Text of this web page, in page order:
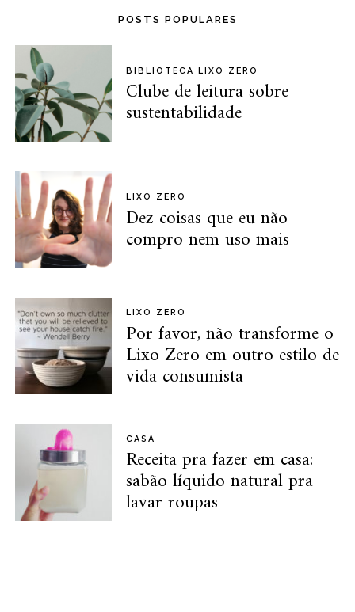
POSTS POPULARES
BIBLIOTECA LIXO ZERO
Clube de leitura sobre
sustentabilidade
LIXO ZERO
Dez coisas que eu não
compro nem uso mais
LIXO ZERO
Por favor, não transforme o
Lixo Zero em outro estilo de
vida consumista
CASA
Receita pra fazer em casa:
sabão líquido natural pra
lavar roupas